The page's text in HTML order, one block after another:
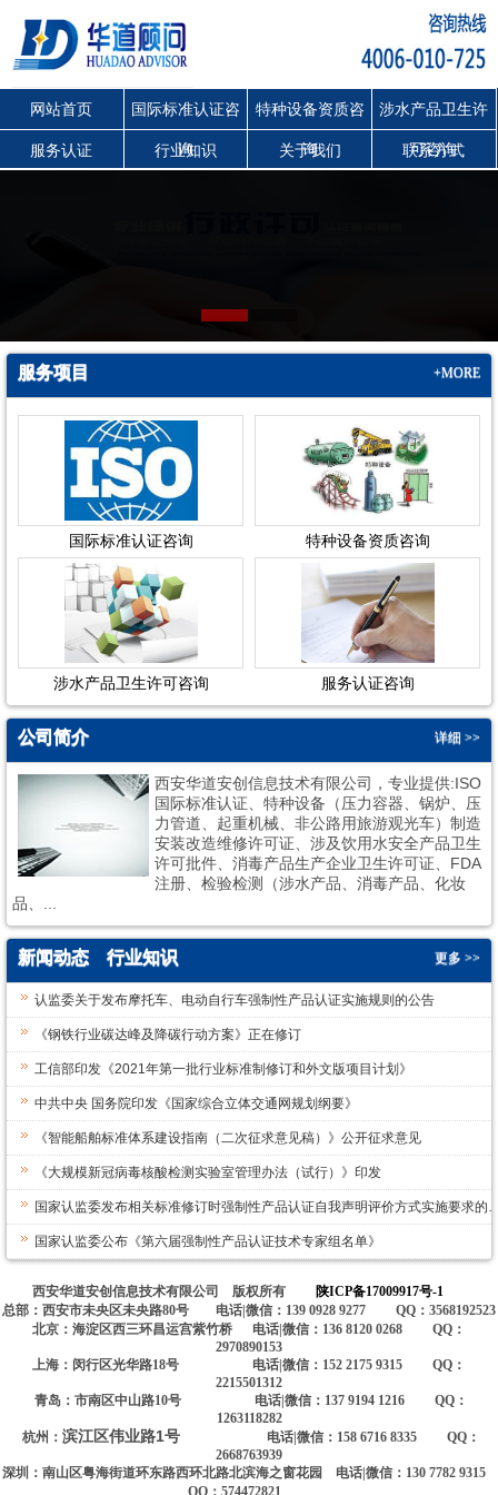
网站首页 国际标准认证咨
询
特种设备资质咨
询
涉水产品卫生许
可咨询
服务认证 行业知识 关于我们 联系方式
2
服务项目 +MORE
国际标准认证咨询 特种设备资质咨询
涉水产品卫生许可咨询 服务认证咨询
公司简介 详细 >>
西安华道安创信息技术有限公司，专业提供:ISO
国际标准认证、特种设备（压力容器、锅炉、压
力管道、起重机械、非公路用旅游观光车）制造
安装改造维修许可证、涉及饮用水安全产品卫生
许可批件、消毒产品生产企业卫生许可证、FDA
注册、检验检测（涉水产品、消毒产品、化妆
品、...
新闻动态 行业知识 更多 >>
认监委关于发布摩托车、电动自行车强制性产品认证实施规则的公告
《钢铁行业碳达峰及降碳行动方案》正在修订
工信部印发《2021年第一批行业标准制修订和外文版项目计划》
中共中央 国务院印发《国家综合立体交通网规划纲要》
《智能船舶标准体系建设指南（二次征求意见稿）》公开征求意见
《大规模新冠病毒核酸检测实验室管理办法（试行）》印发
国家认监委发布相关标准修订时强制性产品认证自我
国家认监委公布《第六届强制性产品认证技术专家组名单》
西安华道安创信息技术有限公司 版权所有
陕ICP备17009917号-1
总部：西安市未央区未央路80号 电话|微信：139 0928 9277 QQ：3568192523
北京：海淀区西三环昌运宫紫竹桥 电话|微信：136 8120 0268 QQ：
2970890153
上海：闵行区光华路18号 电话|微信：152 2175 9315 QQ：
2215501312
青岛：市南区中山路10号 电话|微信：137 9194 1216 QQ：
1263118282
杭州： 滨江区伟业路1号
电话|微信：158 6716 8335 QQ：
2668763939
深圳：南山区粤海街道环东路西环北路北滨海之窗花园 电话|微信：130 7782 9315
QQ：574472821